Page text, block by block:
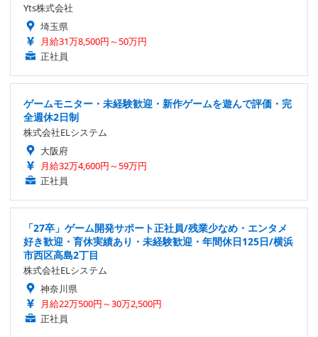
Yts株式会社
埼玉県
月給31万8,500円～50万円
正社員
ゲームモニター・未経験歓迎・新作ゲームを遊んで評価・完
全週休2日制
株式会社ELシステム
大阪府
月給32万4,600円～59万円
正社員
「27卒」ゲーム開発サポート正社員/残業少なめ・エンタメ
好き歓迎・育休実績あり・未経験歓迎・年間休日125日/横浜
市西区高島2丁目
株式会社ELシステム
神奈川県
月給22万500円～30万2,500円
正社員